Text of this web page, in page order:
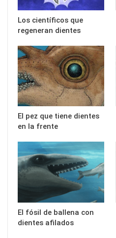
Los científicos que
regeneran dientes
El pez que tiene dientes
en la frente
El fósil de ballena con
dientes afilados